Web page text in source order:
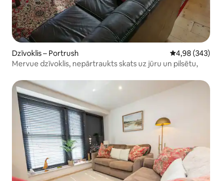
Dzīvoklis – Portrush Vidējais
4,98 (343)
Mervue dzīvoklis, nepārtraukts skats uz jūru un pilsētu,